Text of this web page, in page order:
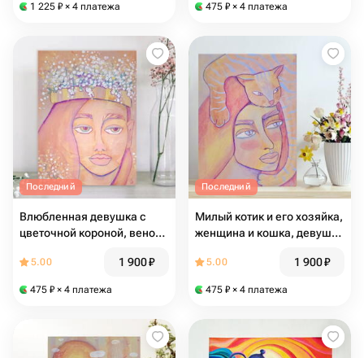
мотивы
1 225 ₽ × 4 платежа 475 ₽ × 4 платежа
Последний
Влюбленная девушка с
цветочной короной, венок
мимоза, женский портрет
5.00 1 900₽
475 ₽ × 4 платежа
Последний
Милый котик и его хозяйка,
женщина и кошка, девушка
кота, полосатый кот,
5.00 1 900₽
475 ₽ × 4 платежа